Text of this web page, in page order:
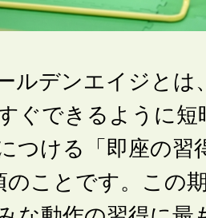
ルデンエイジとは
ぐできるように短
つける「即座の習
のことです。この